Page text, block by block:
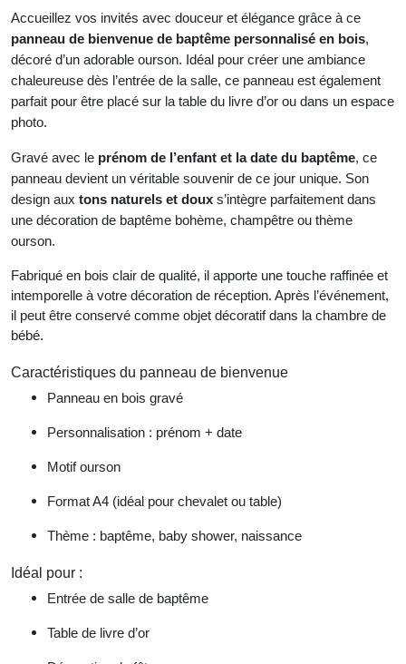
Accueillez vos invités avec douceur et élégance grâce à ce
panneau de bienvenue de baptême personnalisé en bois,
décoré d’un adorable ourson. Idéal pour créer une ambiance
chaleureuse dès l’entrée de la salle, ce panneau est également
parfait pour être placé sur la table du livre d’or ou dans un espace
photo.
Gravé avec le prénom de l’enfant et la date du baptême, ce
panneau devient un véritable souvenir de ce jour unique. Son
design aux tons naturels et doux s’intègre parfaitement dans
une décoration de baptême bohème, champêtre ou thème
ourson.
Fabriqué en bois clair de qualité, il apporte une touche raffinée et
intemporelle à votre décoration de réception. Après l’événement,
il peut être conservé comme objet décoratif dans la chambre de
bébé.
Caractéristiques du panneau de bienvenue
Panneau en bois gravé
Personnalisation : prénom + date
Motif ourson
Format A4 (idéal pour chevalet ou table)
Thème : baptême, baby shower, naissance
Idéal pour :
Entrée de salle de baptême
Table de livre d’or